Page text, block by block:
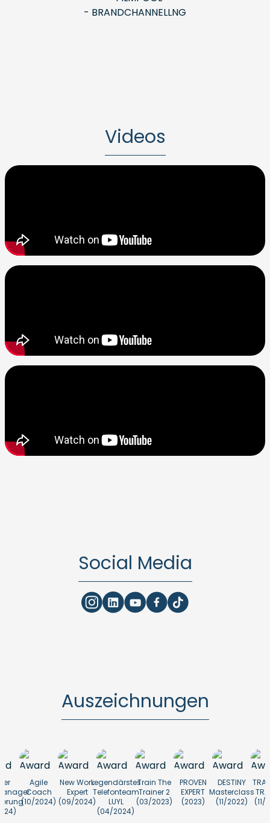
- BRANDCHANNELLNG
Videos
Social Media
Auszeichnungen
Agile
Coach
(10/2024)
New Work
Expert
(09/2024)
Legendärstes
Telefonteam
LUYL
(04/2024)
Train The
Trainer 2
(03/2023)
PROVEN
EXPERT
(2023)
DESTINY
Masterclass
(11/2022)
(11/